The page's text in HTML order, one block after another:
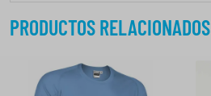
PRODUCTOS RELACIONADOS